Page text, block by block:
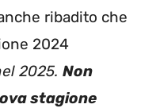
ribadito che
2024
2025. Non
stagione